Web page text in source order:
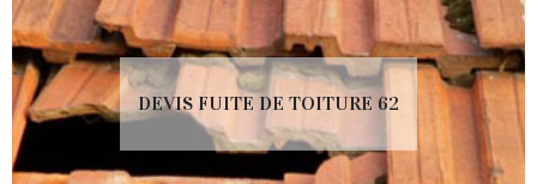
DEVIS FUITE DE TOITURE 62